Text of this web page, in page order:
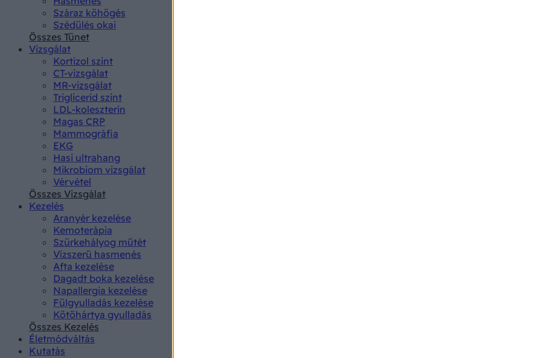
Száraz köhögés
Szédülés okai
Összes Tünet
Vizsgálat
Kortizol szint
CT-vizsgálat
MR-vizsgálat
Triglicerid szint
LDL-koleszterin
Magas CRP
Mammográfia
EKG
Hasi ultrahang
Mikrobiom vizsgálat
Vérvétel
Összes Vizsgálat
Kezelés
Aranyér kezelése
Kemoterápia
Szürkehályog műtét
Vízszerű hasmenés
Afta kezelése
Dagadt boka kezelése
Napallergia kezelése
Fülgyulladás kezelése
Kötőhártya gyulladás
Összes Kezelés
Életmódváltás
Kutatás